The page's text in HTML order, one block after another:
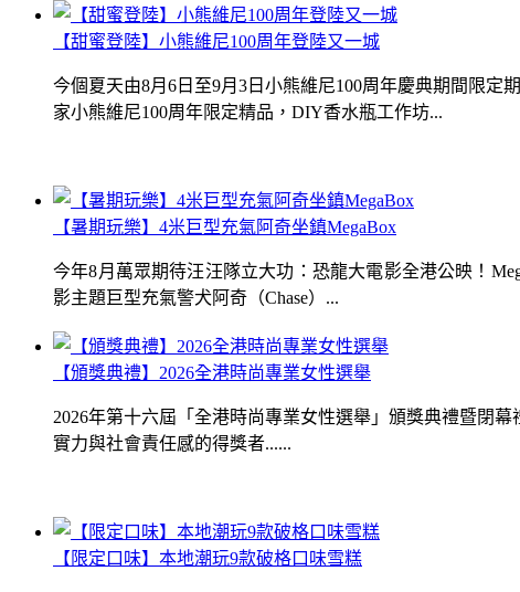
【暑期玩樂】4米巨型充氣阿奇坐鎮MegaBox
今年8月萬眾期待汪汪隊立大功：恐龍大電影全港公映！
影主題巨型充氣警犬阿奇（Chase）...
【限定口味】本地潮玩9款破格口味雪糕
【甜蜜登陸】小熊維尼100周年登陸又一城
今個夏天由8月6日至9月3日小熊維尼100周年慶典期間限
家小熊維尼100周年限定精品，DIY香水瓶工作坊...
【頒獎典禮】2026全港時尚專業女性選舉
2026年第十六屆「全港時尚專業女性選舉」頒獎典禮暨閉
實力與社會責任感的得獎者......